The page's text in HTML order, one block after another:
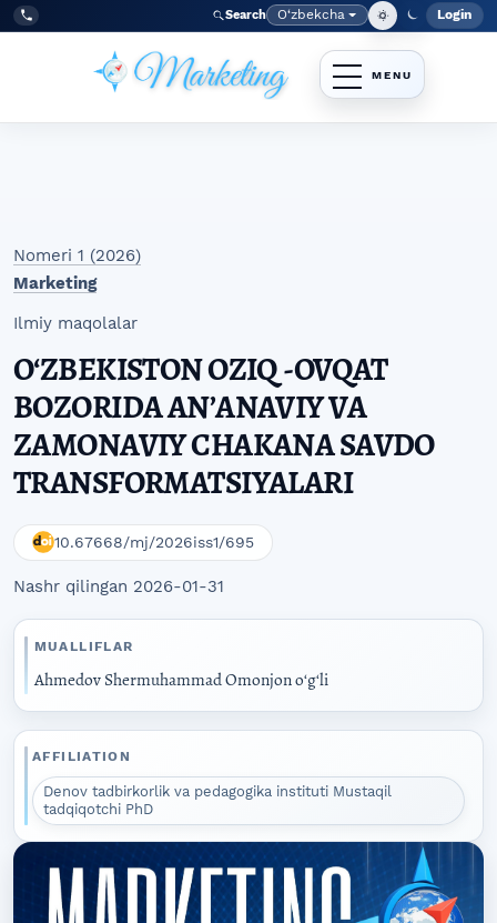
Skip to main navigation menu
Skip to main content
Skip to site footer
Tel:
+998977838464 Search Language
O‘zbekcha Login
Nomeri 1 (2026)
Marketing
Ilmiy maqolalar
OʻZBEKISTON OZIQ -OVQAT
BOZORIDA ANʼANAVIY VA
ZAMONAVIY CHAKANA SAVDO
TRANSFORMATSIYALARI
10.67668/mj/2026iss1/695
Nashr qilingan 2026-01-31
MUALLIFLAR
Ahmedov Shermuhammad Omonjon oʻgʻli
AFFILIATION
Denov tadbirkorlik va pedagogika instituti Mustaqil
tadqiqotchi PhD